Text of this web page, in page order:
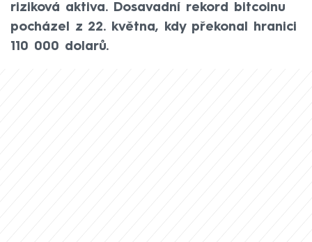
riziková aktiva. Dosavadní rekord bitcoinu
pocházel z 22. května, kdy překonal hranici
110 000 dolarů.